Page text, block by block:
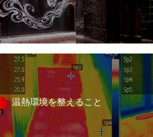
温熱環境を整えること